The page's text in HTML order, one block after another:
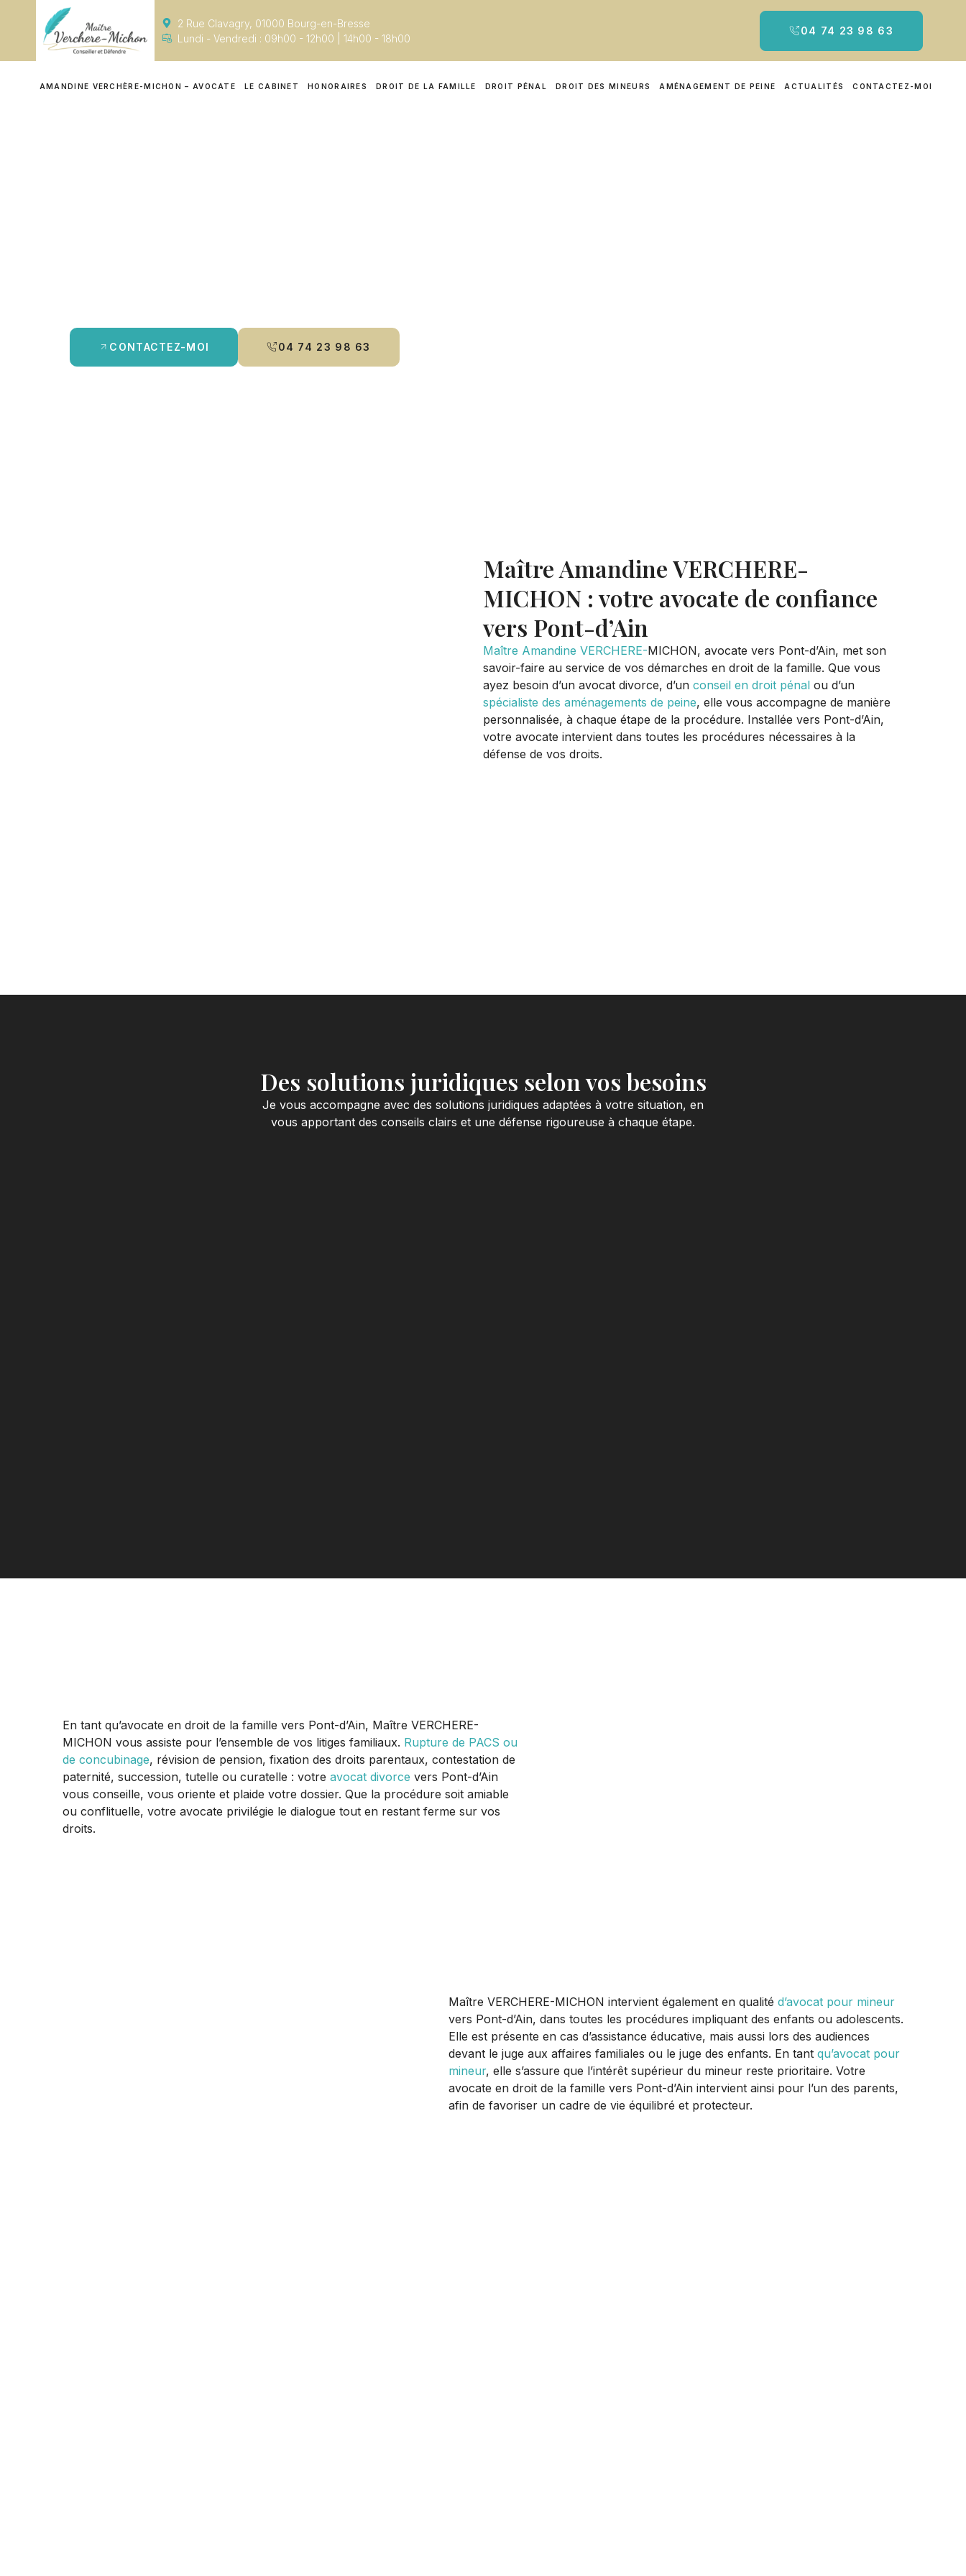
2 Rue Clavagry, 01000 Bourg-en-Bresse
Lundi - Vendredi : 09h00 - 12h00 | 14h00 - 18h00
04 74 23 98 63
AMANDINE VERCHÈRE-MICHON – AVOCATE LE CABINET HONORAIRES DROIT DE LA FAMILLE DROIT PÉNAL DROIT DES MINEURS AMÉNAGEMENT DE PEINE ACTUALITÉS CONTACTEZ-MOI
CONTACTEZ-MOI 04 74 23 98 63
Maître Amandine VERCHERE-
MICHON : votre avocate de confiance
vers Pont-d’Ain
Maître Amandine VERCHERE-MICHON, avocate vers Pont-d’Ain, met son
savoir-faire au service de vos démarches en droit de la famille. Que vous
ayez besoin d’un avocat divorce, d’un conseil en droit pénal ou d’un
spécialiste des aménagements de peine, elle vous accompagne de manière
personnalisée, à chaque étape de la procédure. Installée vers Pont-d’Ain,
votre avocate intervient dans toutes les procédures nécessaires à la
défense de vos droits.
Des solutions juridiques selon vos besoins
Je vous accompagne avec des solutions juridiques adaptées à votre situation, en
vous apportant des conseils clairs et une défense rigoureuse à chaque étape.
En tant qu’avocate en droit de la famille vers Pont-d’Ain, Maître VERCHERE-
MICHON vous assiste pour l’ensemble de vos litiges familiaux. Rupture de PACS ou
de concubinage, révision de pension, fixation des droits parentaux, contestation de
paternité, succession, tutelle ou curatelle : votre avocat divorce vers Pont-d’Ain
vous conseille, vous oriente et plaide votre dossier. Que la procédure soit amiable
ou conflituelle, votre avocate privilégie le dialogue tout en restant ferme sur vos
droits.
Maître VERCHERE-MICHON intervient également en qualité d’avocat pour mineur
vers Pont-d’Ain, dans toutes les procédures impliquant des enfants ou adolescents.
Elle est présente en cas d’assistance éducative, mais aussi lors des audiences
devant le juge aux affaires familiales ou le juge des enfants. En tant qu’avocat pour
mineur, elle s’assure que l’intérêt supérieur du mineur reste prioritaire. Votre
avocate en droit de la famille vers Pont-d’Ain intervient ainsi pour l’un des parents,
afin de favoriser un cadre de vie équilibré et protecteur.